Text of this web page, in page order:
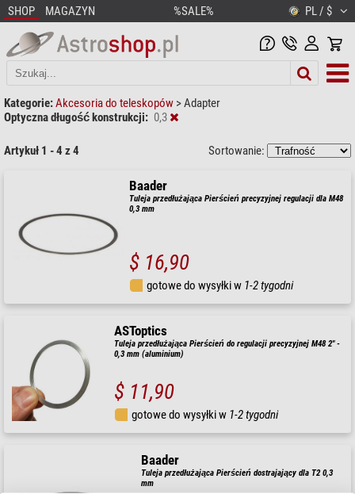
SHOP MAGAZYN %SALE% PL / $
Kategorie:Akcesoria do teleskopów >Adapter
Optyczna długość konstrukcji: 0,3
Artykuł 1 - 4 z 4 Sortowanie:
Baader
Tuleja przedłużająca Pierścień precyzyjnej regulacji dla M48
0,3 mm
$ 16,90
gotowe do wysyłki w 1-2 tygodni
ASToptics
Tuleja przedłużająca Pierścień do regulacji precyzyjnej M48 2" -
0,3 mm (aluminium)
$ 11,90
gotowe do wysyłki w 1-2 tygodni
Baader
Tuleja przedłużająca Pierścień dostrajający dla T2 0,3
mm